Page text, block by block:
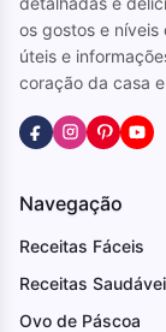
os gostos e
úteis e
coração da casa
Navegação
Receitas Fáceis
Receitas
Ovo de Páscoa